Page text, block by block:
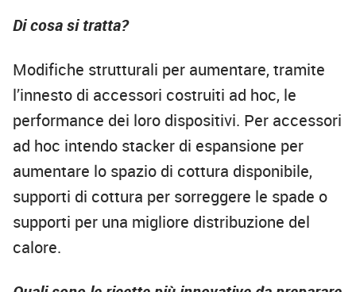
Di cosa si tratta?
Modifiche strutturali per aumentare, tramite
l’innesto di accessori costruiti ad hoc, le
performance dei loro dispositivi. Per accessori
ad hoc intendo stacker di espansione per
aumentare lo spazio di cottura disponibile,
supporti di cottura per sorreggere le spade o
supporti per una migliore distribuzione del
calore.